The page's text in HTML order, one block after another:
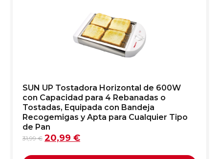
SUN UP Tostadora Horizontal de 600W
con Capacidad para 4 Rebanadas o
Tostadas, Equipada con Bandeja
Recogemigas y Apta para Cualquier Tipo
de Pan
31,99€ 20,99 €